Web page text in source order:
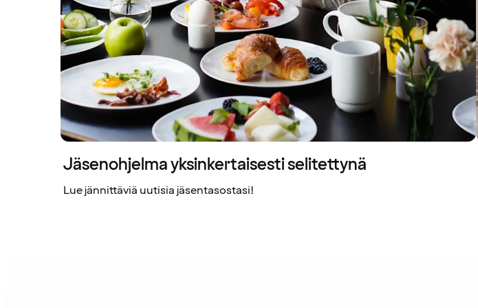
Jäsenohjelma yksinkertaisesti selitettynä
Lue jännittäviä uutisia jäsentasostasi!